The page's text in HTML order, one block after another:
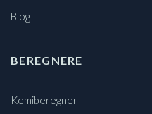
Blog
BEREGNERE
Kemiberegner